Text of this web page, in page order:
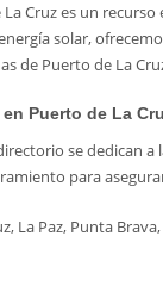
Cruz es un
solar,
de Puerto de La
Puerto de La
se dedican
para
La Paz, Punta